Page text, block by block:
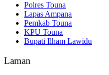
Polres Touna
Lapas Ampana
Pemkab Touna
KPU Touna
Bupati Ilham Lawidu
Laman